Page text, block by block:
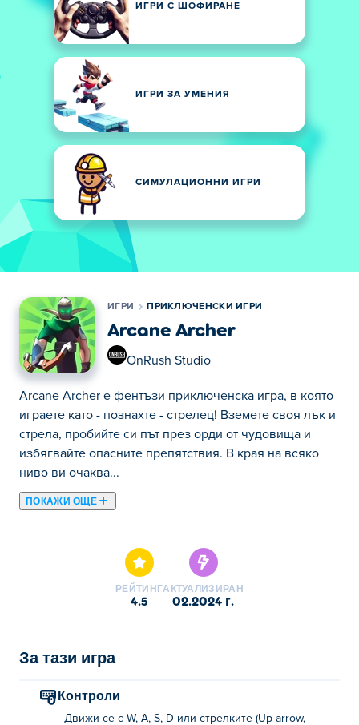
ИГРИ С ШОФИРАНЕ
ИГРИ ЗА УМЕНИЯ
СИМУЛАЦИОННИ ИГРИ
ИГРИ ПРИКЛЮЧЕНСКИ ИГРИ
Arcane Archer
OnRush Studio
Arcane Archer е фентъзи приключенска игра, в която
играете като - познахте - стрелец! Вземете своя лък и
стрела, пробийте си път през орди от чудовища и
избягвайте опасните препятствия. В края на всяко
ниво ви очаква...
ПОКАЖИ ОЩЕ
стрела, пробийте си път през орди от чудовища и
избягвайте опасните препятствия. В края на всяко
ниво ви очаква магическо надграждане. Те могат да
нови, невиждани досега нива всеки път, когато
предизвикателство. Можете ли да преминете през
опасния свят на Arcane Archer?
РЕЙТИНГ
4.5
АКТУАЛИЗИРАН
02.2024 г.
За тази игра
Контроли
Движи се с W, A, S, D или стрелките (Up arrow,